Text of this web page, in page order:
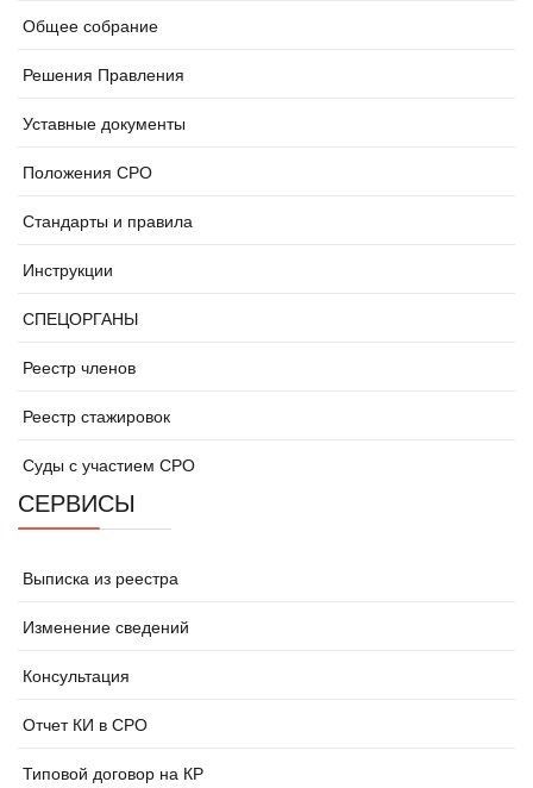
Общее собрание
Решения Правления
Уставные документы
Положения СРО
Стандарты и правила
Инструкции
СПЕЦОРГАНЫ
Реестр членов
Реестр стажировок
Суды с участием СРО
СЕРВИСЫ
Выписка из реестра
Изменение сведений
Консультация
Отчет КИ в СРО
Типовой договор на КР